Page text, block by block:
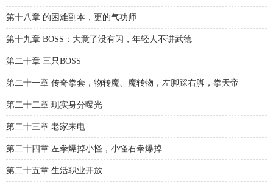
第十八章 的困难副本，更的气功师
第十九章 BOSS：大意了没有闪，年轻人不讲武德
第二十章 三只BOSS
第二十一章 传奇拳套，物转魔、魔转物，左脚踩右脚，拳天帝
第二十二章 现实身分曝光
第二十三章 老家来电
第二十四章 左拳爆掉小怪，小怪右拳爆掉
第二十五章 生活职业开放